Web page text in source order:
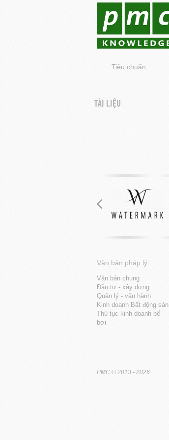
Tiêu chuẩn
TÀI LIỆU
Văn bản pháp lý
Văn bản chung
Đầu tư - xây dưng
Quản lý - vận hành
Kinh doanh Bất động sản
Thủ tục kinh doanh bể
bơi
PMC © 2013 - 2026